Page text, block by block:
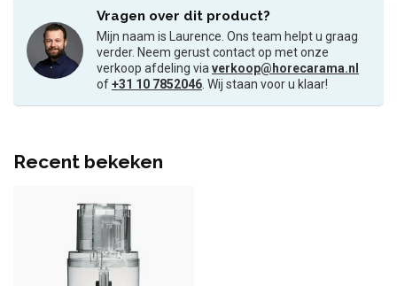
Vragen over dit product?
Mijn naam is Laurence. Ons team helpt u graag
verder. Neem gerust contact op met onze
verkoop afdeling viaverkoop@horecarama.nl
of+31 10 7852046. Wij staan voor u klaar!
Recent bekeken